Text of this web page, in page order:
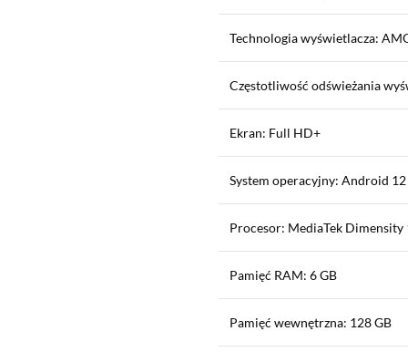
Technologia wyświetlacza:
Częstotliwość odświeżania
Ekran: Full HD+
System operacyjny: Android 12
Procesor: MediaTek
Pamięć RAM: 6 GB
Pamięć wewnętrzna: 128 GB